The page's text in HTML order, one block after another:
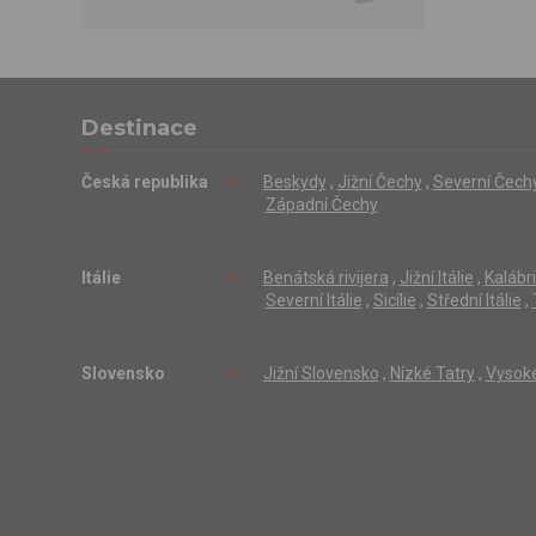
Destinace
Česká republika Beskydy , Jižní Čechy , Severní
Západní Čechy
Itálie
Benátská rivijera , Jižní Itálie ,
Severní Itálie , Sicílie , Střední Itálie ,
Slovensko
Jižní Slovensko , Nízké Tatry ,